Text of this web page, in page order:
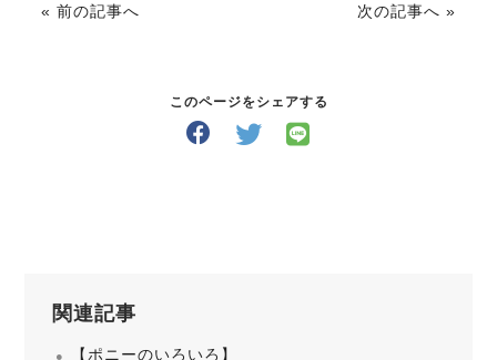
« 前の記事へ 次の記事へ »
このページをシェアする
関連記事
【ポニーのいろいろ】